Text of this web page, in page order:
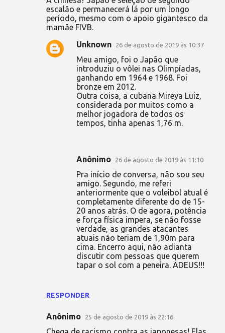
escalão e permanecerá lá por um longo
período, mesmo com o apoio gigantesco da
mamãe FIVB.
RESPONDER
Unknown 26 de agosto de 2019 às 10:37
Meu amigo, foi o Japão que
introduziu o vôlei nas Olimpíadas,
ganhando em 1964 e 1968. Foi
bronze em 2012.
Outra coisa, a cubana Mireya Luiz,
considerada por muitos como a
melhor jogadora de todos os
tempos, tinha apenas 1,76 m.
Anônimo 26 de agosto de 2019 às 11:10
Pra início de conversa, não sou seu
amigo. Segundo, me referi
anteriormente que o voleibol atual é
completamente diferente do de 15-
20 anos atrás. O de agora, potência
e força física impera, se não fosse
verdade, as grandes atacantes
atuais não teriam de 1,90m para
cima. Encerro aqui, não adianta
discutir com pessoas que querem
tapar o sol com a peneira. ADEUS!!!
Anônimo 25 de agosto de 2019 às 22:16